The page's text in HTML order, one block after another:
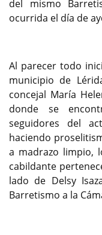
del mismo
ocurrida el día de
Al parecer todo
municipio de
concejal María
donde se
seguidores del
haciendo
a madrazo limpio,
cabildante
lado de Delsy
Barretismo a la